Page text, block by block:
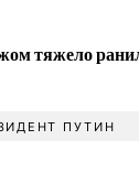
тяжело
ПУТИН